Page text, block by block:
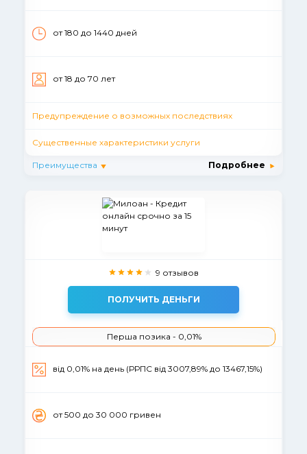
от 180 до 1440 дней
от 18 до 70 лет
Предупреждение о возможных последствиях
Существенные характеристики услуги
Преимущества Подробнее
9 отзывов
ПОЛУЧИТЬ ДЕНЬГИ
Перша позика - 0,01%
від 0,01% на день (РРПС від 3007,89% до 13467,15%)
от 500 до 30 000 гривен